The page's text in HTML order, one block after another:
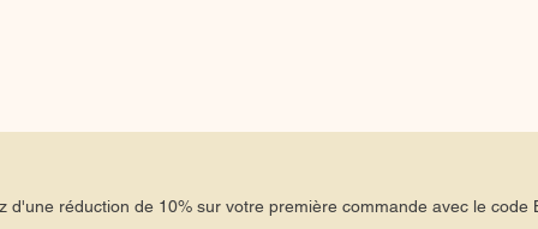
d'une réduction de 10% sur votre première commande avec le code